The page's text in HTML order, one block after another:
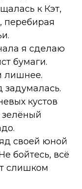
к Кэт,
перебирая
я сделаю
бумаги.
лишнее.
задумалась.
кустов
своей юной
бойтесь, всё
слишком